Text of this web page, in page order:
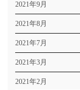
2021年9月
2021年8月
2021年7月
2021年3月
2021年2月